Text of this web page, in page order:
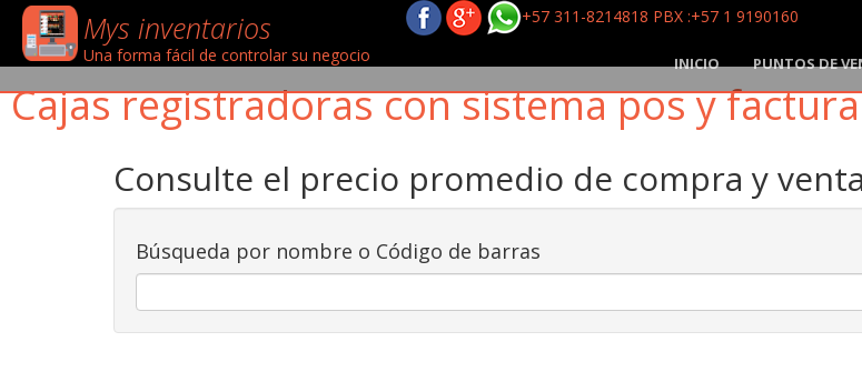
Mys inventarios
Una forma fácil de controlar su negocio
+57 311-8214818 PBX :+57 1 9190160
INICIO PUNTOS DE
Cajas registradoras con sistema pos y
Consulte el precio promedio de compra y
Búsqueda por nombre o Código de barras